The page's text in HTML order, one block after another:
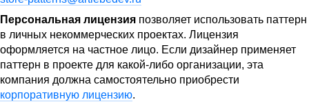
Персональная лицензия позволяет использовать паттерн
в личных некоммерческих проектах. Лицензия
оформляется на частное лицо. Если дизайнер применяет
паттерн в проекте для какой-либо организации, эта
компания должна самостоятельно приобрести
корпоративную лицензию.